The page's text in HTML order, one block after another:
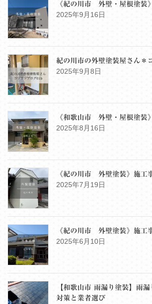
《紀の川市 外壁・屋根塗装
2025年9月16日
紀の川市の外壁塗装屋さん＊
2025年9月8日
《和歌山市 外壁・屋根塗装
2025年8月16日
《紀の川市 外壁塗装》施工
2025年7月19日
《紀の川市 外壁塗装》施工
2025年6月10日
【和歌山市 雨漏り塗装】雨
対策と業者選び